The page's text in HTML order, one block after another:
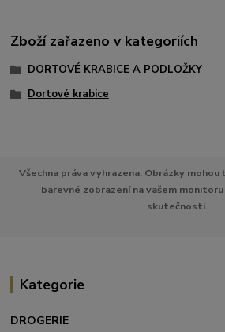
Zboží zařazeno v kategoriích
DORTOVÉ KRABICE A PODLOŽKY
Dortové krabice
Všechna práva vyhrazena. Obrázky
barevné zobrazení na vašem
skutečnosti.
Kategorie
DROGERIE